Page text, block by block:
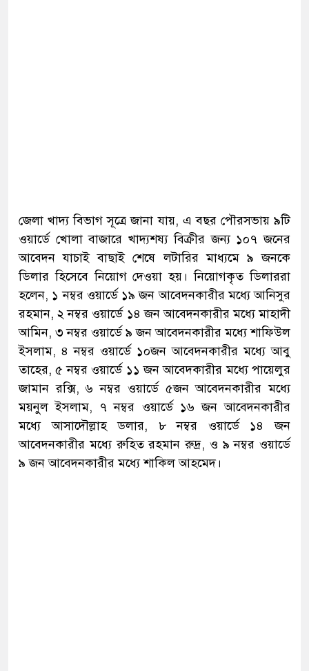
জেলা খাদ্য বিভাগ সূত্রে জানা যায়, এ বছর পৌরসভায় ৯টি
ওয়ার্ডে খোলা বাজারে খাদ্যশষ্য বিক্রীর জন্য ১০৭ জনের
আবেদন যাচাই বাছাই শেষে লটারির মাধ্যমে ৯ জনকে
ডিলার হিসেবে নিয়োগ দেওয়া হয়। নিয়োগকৃত ডিলাররা
হলেন, ১ নম্বর ওয়ার্ডে ১৯ জন আবেদনকারীর মধ্যে আনিসুর
রহমান, ২ নম্বর ওয়ার্ডে ১৪ জন আবেদনকারীর মধ্যে মাহাদী
আমিন, ৩ নম্বর ওয়ার্ডে ৯ জন আবেদনকারীর মধ্যে শাফিউল
ইসলাম, ৪ নম্বর ওয়ার্ডে ১০জন আবেদনকারীর মধ্যে আবু
তাহের, ৫ নম্বর ওয়ার্ডে ১১ জন আবেদকারীর মধ্যে পায়েলুর
জামান রক্সি, ৬ নম্বর ওয়ার্ডে ৫জন আবেদনকারীর মধ্যে
ময়নুল ইসলাম, ৭ নম্বর ওয়ার্ডে ১৬ জন আবেদনকারীর
মধ্যে আসাদৌল্লাহ ডলার, ৮ নম্বর ওয়ার্ডে ১৪ জন
আবেদনকারীর মধ্যে রুহিত রহমান রুদ্র, ও ৯ নম্বর ওয়ার্ডে
৯ জন আবেদনকারীর মধ্যে শাকিল আহমেদ।